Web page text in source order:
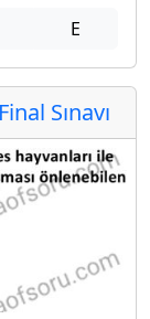
E
Sınavı